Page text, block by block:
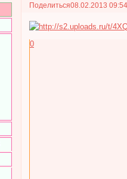
Поделиться08.02.2013
0